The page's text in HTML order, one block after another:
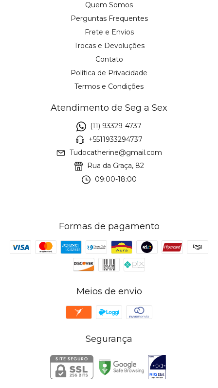
Quem Somos
Perguntas Frequentes
Frete e Envios
Trocas e Devoluções
Contato
Política de Privacidade
Termos e Condições
Atendimento de Seg a Sex
(11) 93329-4737
+5511933294737
Tudocatherine@gmail.com
Rua da Graça, 82
09:00-18:00
Formas de pagamento
Meios de envio
Segurança